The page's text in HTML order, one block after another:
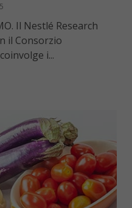
Il Nestlé Research
il Consorzio
i...